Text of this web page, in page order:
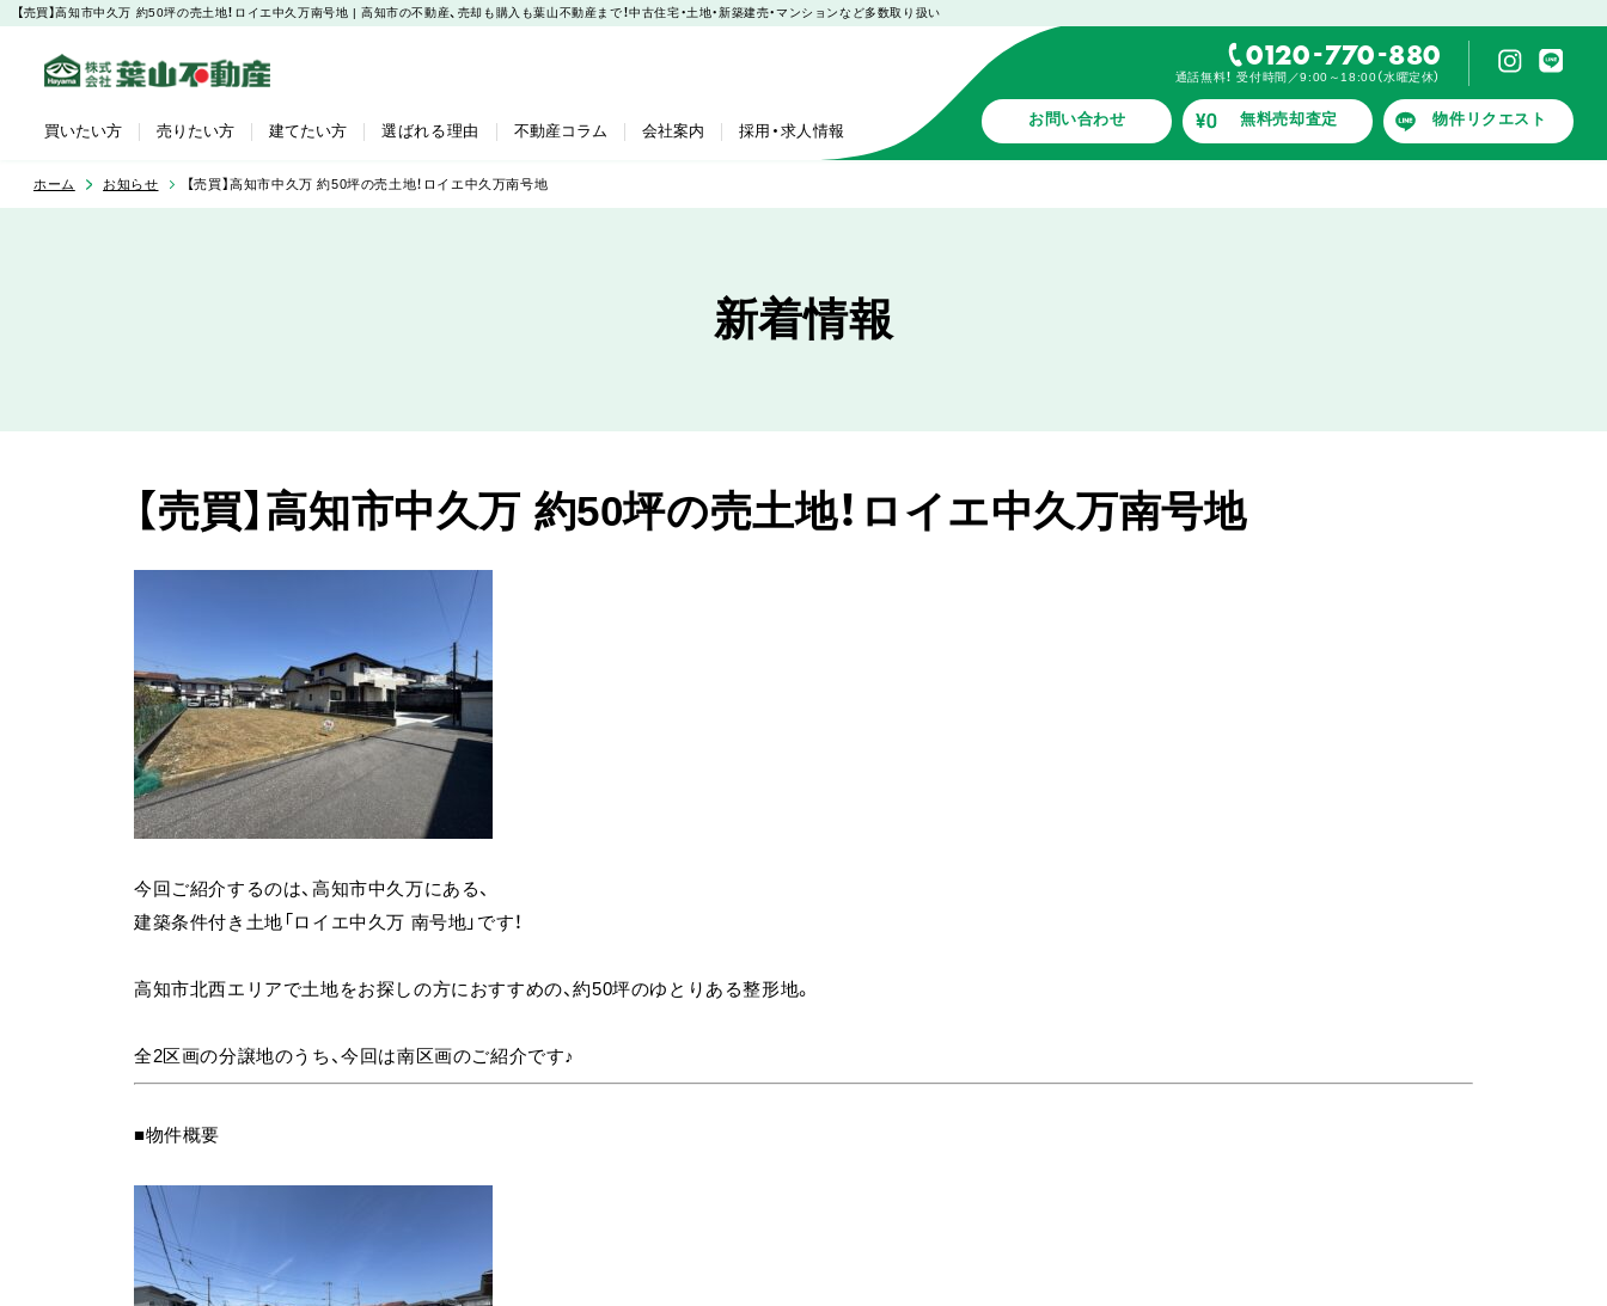
【売買】高知市中久万 約50坪の売土地！ロイエ中久万南号地 | 高知市の不動産、売却も購入も葉山不動産まで！中古住宅・土地・新築建売・マンションなど多数取り扱い
買いたい方 売りたい方 建てたい方 選ばれる理由 不動産コラム 会社案内 採用・求人情報
0120-770-880
通話無料！ 受付時間／9:00～18:00（水曜定休）
お問い合わせ 無料売却査定 物件リクエスト
ホーム お知らせ 【売買】高知市中久万 約50坪の売土地！ロイエ中久万南号地
新着情報
【売買】高知市中久万 約50坪の売土地！ロイエ中久万南号地
今回ご紹介するのは、高知市中久万にある、
建築条件付き土地「ロイエ中久万 南号地」です！
高知市北西エリアで土地をお探しの方におすすめの、約50坪のゆとりある整形地。
全2区画の分譲地のうち、今回は南区画のご紹介です♪
■物件概要